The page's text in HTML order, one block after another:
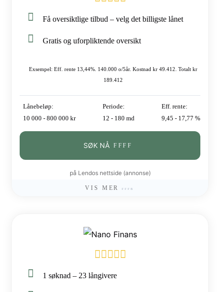
Få oversiktlige tilbud – velg det billigste lånet
Gratis og uforpliktende oversikt
Exsempel: Eff. rente 13,44%. 140.000 o/5år. Kostnad kr 49.412. Totalt kr
189.412
Lånebeløp:
10 000 - 800 000 kr
Periode:
12 - 180 md
Eff. rente:
9,45 - 17,77 %
SØK NÅ
på Lendos nettside (annonse)
VIS MER
1 søknad – 23 långivere